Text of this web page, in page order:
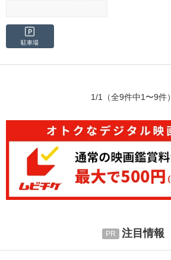
駐車場
1/1 （全9件中1〜9件）
注目情報